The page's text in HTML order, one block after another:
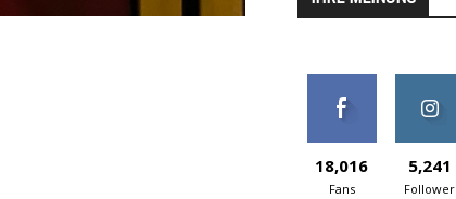
18,016
Fans
5,241
Follower